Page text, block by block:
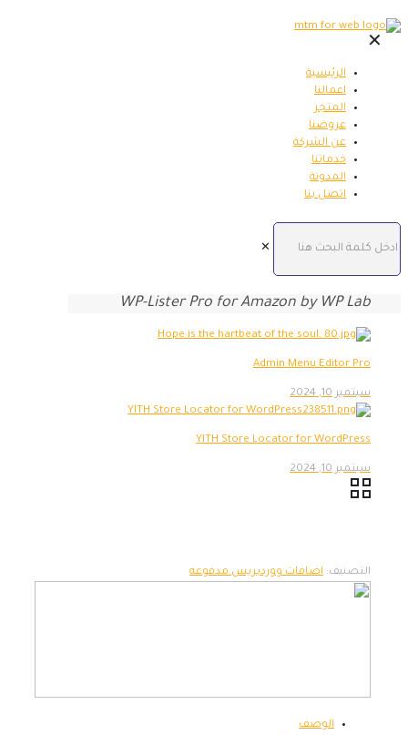
✕
الرئيسية
اعمالنا
المتجر
عروضنا
عن الشركة
خدماتنا
المدونة
اتصل بنا
✕
WP-Lister Pro for Amazon by WP Lab
Admin Menu Editor Pro
سبتمبر 10, 2024
YITH Store Locator for WordPress
سبتمبر 10, 2024
التصنيف: اضافات ووردبريس مدفوعه
الوصف